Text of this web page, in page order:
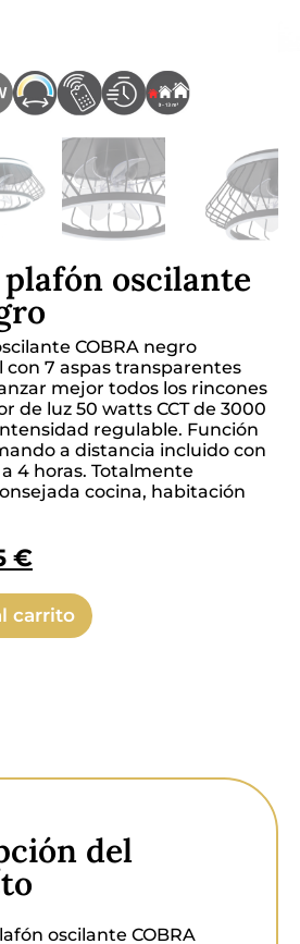
oscilante
COBRA negro
7 aspas transparentes
mejor todos los rincones
de luz 50 watts CCT de 3000
regulable. Función
a distancia incluido con
4 horas. Totalmente
cocina, habitación
€
carrito
del
oscilante COBRA